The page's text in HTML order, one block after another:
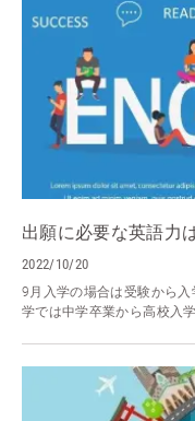
出願に必要な英語力
2022/10/20
9月入学の場合は受験から
学では中学卒業から高校入学